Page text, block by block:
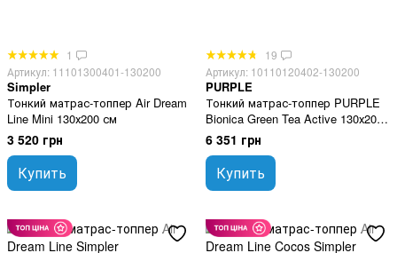
1
Артикул: 11101300401-130200
Simpler
Тонкий матрас-топпер Air Dream
Line Mini 130х200 см
3 520 грн
Купить
19
Артикул: 10110120402-130200
PURPLE
Тонкий матрас-топпер PURPLE
Bionica Green Tea Active 130х200
см
6 351 грн
Купить